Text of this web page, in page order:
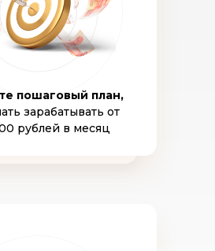
пошаговый план,
зарабатывать от
рублей в месяц